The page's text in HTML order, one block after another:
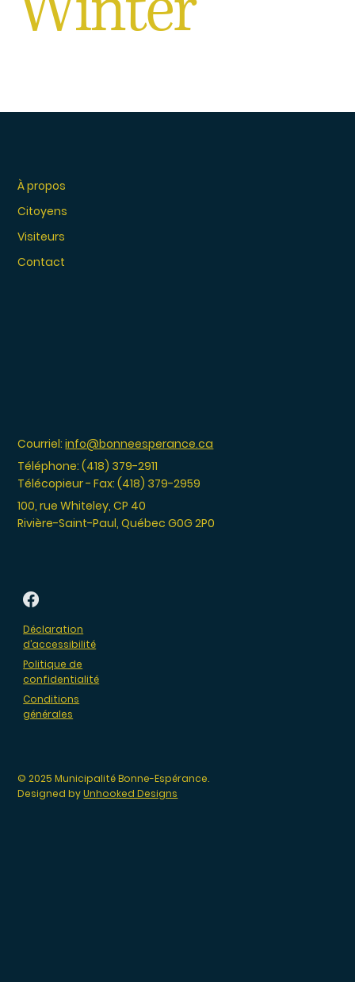
Courriel:info@bonneesperance.ca
Téléphone: (418) 379-2911
Télécopieur - Fax: (418) 379-2959
100, rue Whiteley, CP 40
Rivière-Saint-Paul, Québec G0G 2P0
À propos
Citoyens
Visiteurs
Contact
Déclaration
d’accessibilité
Politique de
confidentialité
Conditions
générales
© 2025 Municipalité Bonne-Espérance.
Designed byUnhooked Designs